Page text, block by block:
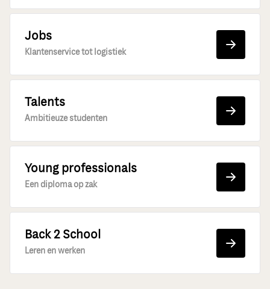
Jobs
Klantenservice tot logistiek
Talents
Ambitieuze studenten
Young professionals
Een diploma op zak
Back 2 School
Leren en werken